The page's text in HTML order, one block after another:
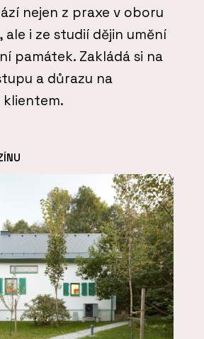
nejen z praxe v oboru
i ze studií dějin umění
památek. Zakládá si na
a důrazu na
klientem.